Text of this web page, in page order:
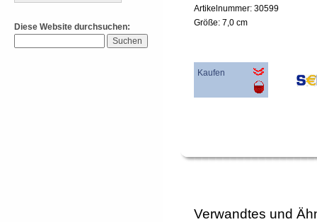
Diese Website durchsuchen:
Artikelnummer: 30599
Größe: 7,0 cm
Kaufen
Verwandtes und